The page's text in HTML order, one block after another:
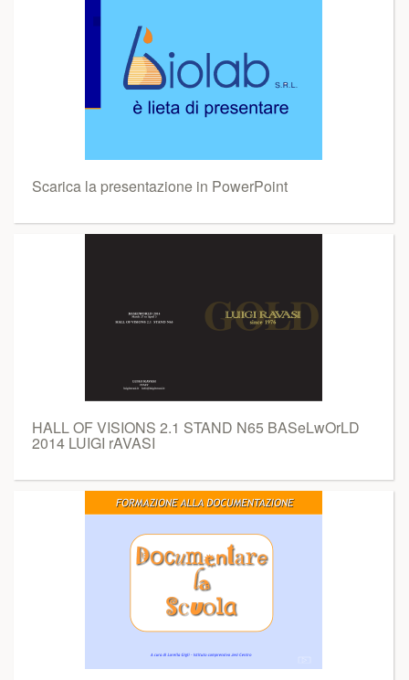
Scarica la presentazione in PowerPoint
HALL OF VISIONS 2.1 STAND N65 BASeLwOrLD
2014 LUIGI rAVASI